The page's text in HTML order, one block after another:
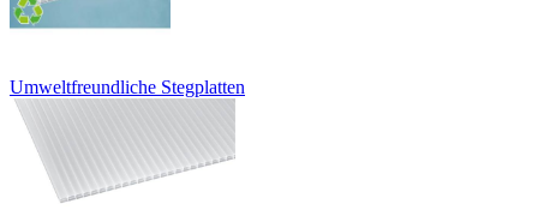
Umweltfreundliche Stegplatten